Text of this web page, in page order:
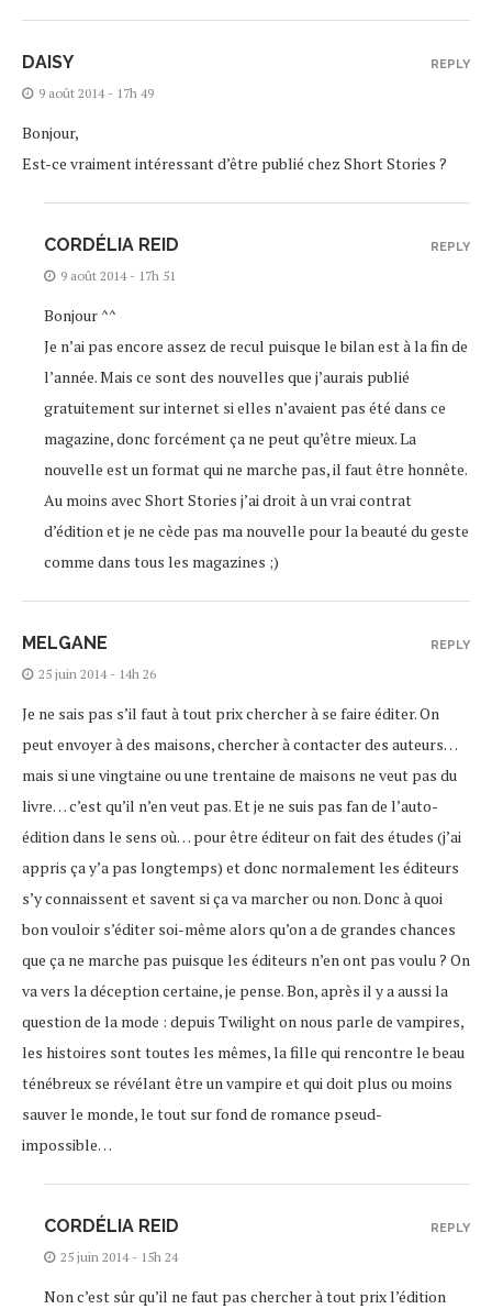
DAISY
9 août 2014 - 17h 49
Bonjour,
Est-ce vraiment intéressant d’être publié chez Short Stories ?
REPLY
CORDÉLIA REID
9 août 2014 - 17h 51
Bonjour ^^
Je n’ai pas encore assez de recul puisque le bilan est à la fin de
l’année. Mais ce sont des nouvelles que j’aurais publié
gratuitement sur internet si elles n’avaient pas été dans ce
magazine, donc forcément ça ne peut qu’être mieux. La
nouvelle est un format qui ne marche pas, il faut être honnête.
Au moins avec Short Stories j’ai droit à un vrai contrat
d’édition et je ne cède pas ma nouvelle pour la beauté du geste
comme dans tous les magazines ;)
REPLY
MELGANE
25 juin 2014 - 14h 26
Je ne sais pas s’il faut à tout prix chercher à se faire éditer. On
peut envoyer à des maisons, chercher à contacter des auteurs…
mais si une vingtaine ou une trentaine de maisons ne veut pas du
livre… c’est qu’il n’en veut pas. Et je ne suis pas fan de l’auto-
édition dans le sens où… pour être éditeur on fait des études (j’ai
appris ça y’a pas longtemps) et donc normalement les éditeurs
s’y connaissent et savent si ça va marcher ou non. Donc à quoi
bon vouloir s’éditer soi-même alors qu’on a de grandes chances
que ça ne marche pas puisque les éditeurs n’en ont pas voulu ? On
va vers la déception certaine, je pense. Bon, après il y a aussi la
question de la mode : depuis Twilight on nous parle de vampires,
les histoires sont toutes les mêmes, la fille qui rencontre le beau
ténébreux se révélant être un vampire et qui doit plus ou moins
sauver le monde, le tout sur fond de romance pseud-
impossible…
REPLY
CORDÉLIA REID
25 juin 2014 - 15h 24
Non c’est sûr qu’il ne faut pas chercher à tout prix l’édition
REPLY